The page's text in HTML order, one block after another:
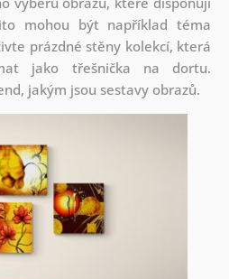
mohou být například téma
prázdné stěny kolekcí, která
jako třešnička na dortu.
jakým jsou sestavy obrazů.